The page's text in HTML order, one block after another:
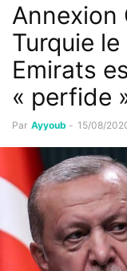
Annexion
Turquie
Emirats
« perfide
Par Ayyoub - 15/08/